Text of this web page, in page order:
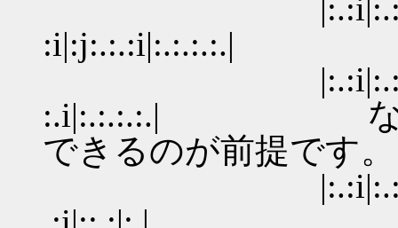
|:.:i|:.:
:i|:j:.:.:i|:.:.:.:.|
|:.:i|:.:.:込＿
:.i|:.:.:.:.| なおか
できるのが前提です。
|:.:i|:.:.:.|